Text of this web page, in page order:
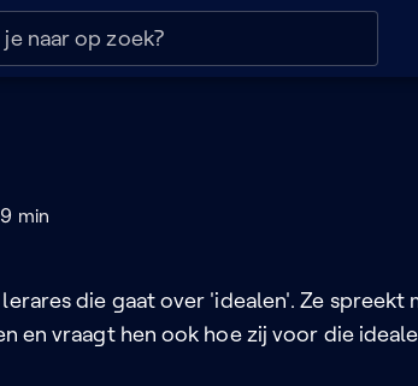
min
die gaat over 'idealen'. Ze spreekt
en vraagt hen ook hoe zij voor die